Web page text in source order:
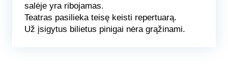
salėje yra ribojamas.
Teatras pasilieka teisę keisti repertuarą.
Už įsigytus bilietus pinigai nėra grąžinami.